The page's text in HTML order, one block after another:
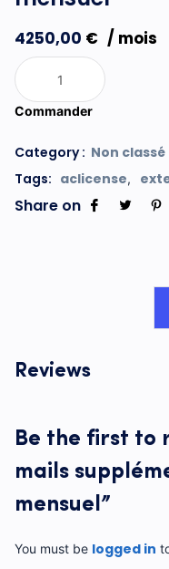
4250,00 € / mois
Commander
Category : Non classé
Tags: aclicense,
Share on
Reviews
Be the first to
mails
mensuel”
You must be logged in